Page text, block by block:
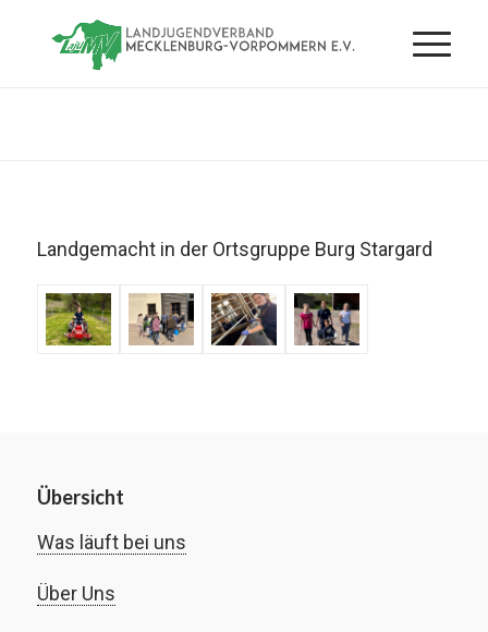
Landgemacht in der Ortsgruppe Burg Stargard
Übersicht
Was läuft bei uns
Über Uns